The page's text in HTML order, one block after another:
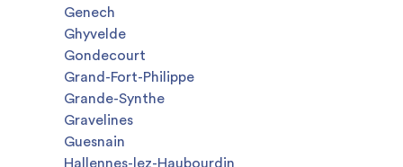
Genech
Ghyvelde
Gondecourt
Grand-Fort-Philippe
Grande-Synthe
Gravelines
Guesnain
Hallennes-lez-Haubourdin